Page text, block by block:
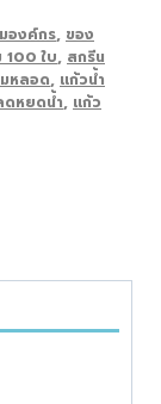
องค์กร, ของ
100 ใบ, สกรีน
หลอด, แก้วน้ำ
ดหยดน้ำ, แก้ว